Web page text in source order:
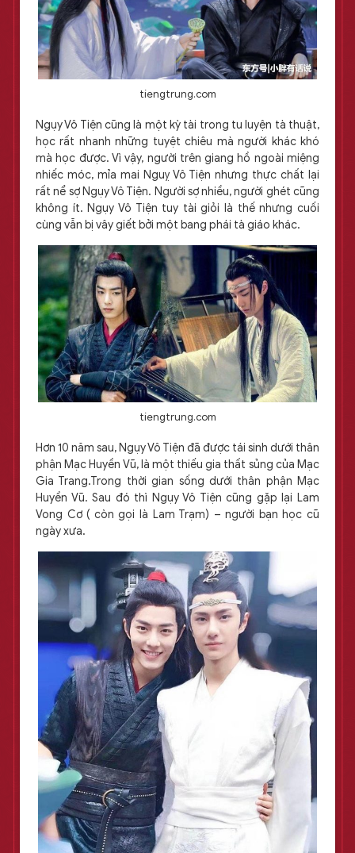
tiengtrung.com
Ngụy Vô Tiện cũng là một kỳ tài trong tu luyện tà thuật,
học rất nhanh những tuyệt chiêu mà người khác khó
mà học được. Vì vậy, người trên giang hồ ngoài miệng
nhiếc móc, mỉa mai Nguỵ Vô Tiện nhưng thực chất lại
rất nể sợ Ngụy Vô Tiện. Người sợ nhiều, người ghét cũng
không ít. Ngụy Vô Tiện tuy tài giỏi là thế nhưng cuối
cùng vẫn bị vây giết bởi một bang phái tà giáo khác.
tiengtrung.com
Hơn 10 năm sau, Ngụy Vô Tiện đã được tái sinh dưới thân
phận Mạc Huyền Vũ, là một thiếu gia thất sủng của Mạc
Gia Trang.Trong thời gian sống dưới thân phận Mạc
Huyền Vũ. Sau đó thì Ngụy Vô Tiện cũng gặp lại Lam
Vong Cơ ( còn gọi là Lam Trạm) – người bạn học cũ
ngày xưa.